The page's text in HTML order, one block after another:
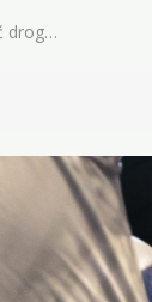
drog…